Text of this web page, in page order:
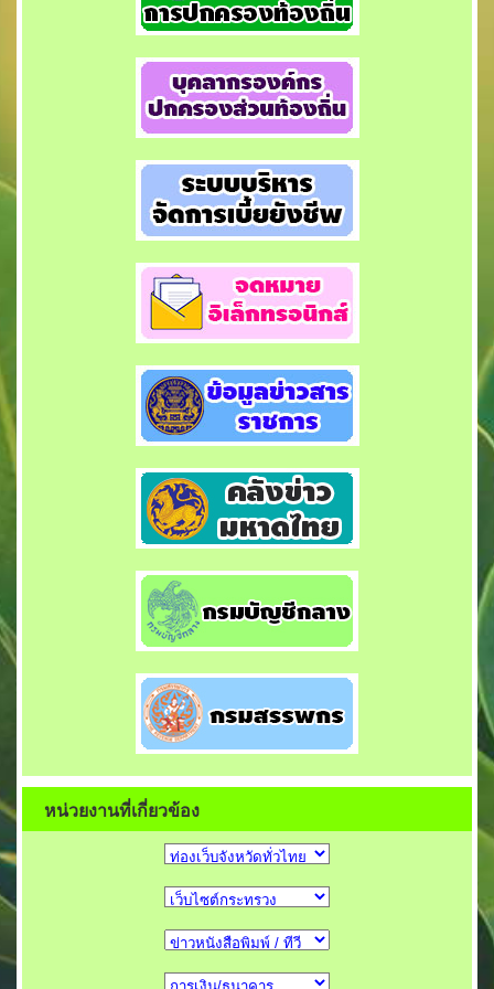
หน่วยงานที่เกี่ยวข้อง